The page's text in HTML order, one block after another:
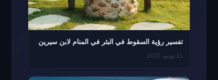
تفسير رؤية السقوط في البئر في المنام لابن سيرين
11 يونيو، 2025